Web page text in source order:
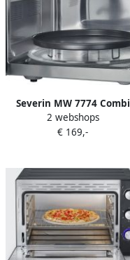
Severin MW 7774 Combi
magnetron – Grill en
Hetelucht tot 200 °C –
2 webshops
€ 169,-